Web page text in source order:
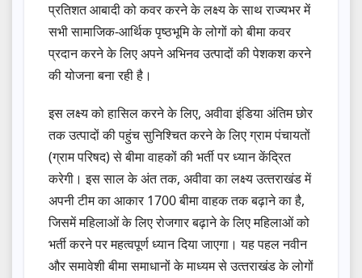
प्रतिशत आबादी को कवर करने के लक्ष्‍य के साथ राज्‍यभर में
सभी सामाजिक-आर्थिक पृष्‍ठभूमि के लोगों को बीमा कवर
प्रदान करने के लिए अपने अभिनव उत्‍पादों की पेशकश करने
की योजना बना रही है।
इस लक्ष्‍य को हासिल करने के लिए, अवीवा इंडिया अंतिम छोर
तक उत्‍पादों की पहुंच सुनिश्चित करने के लिए ग्राम पंचायतों
(ग्राम परिषद) से बीमा वाहकों की भर्ती पर ध्‍यान केंद्रित
करेगी। इस साल के अंत तक, अवीवा का लक्ष्‍य उत्‍तराखंड में
अपनी टीम का आकार 1700 बीमा वाहक तक बढ़ाने का है,
जिसमें महिलाओं के लिए रोजगार बढ़ाने के लिए महिलाओं को
भर्ती करने पर महत्‍वपूर्ण ध्‍यान दिया जाएगा। यह पहल नवीन
और समावेशी बीमा समाधानों के माध्‍यम से उत्‍तराखंड के लोगों